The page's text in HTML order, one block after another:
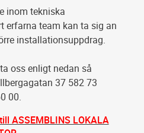
inom tekniska
erfarna team kan ta sig an
installationsuppdrag.
oss enligt nedan så
37 582 73
00.
ASSEMBLINS LOKALA